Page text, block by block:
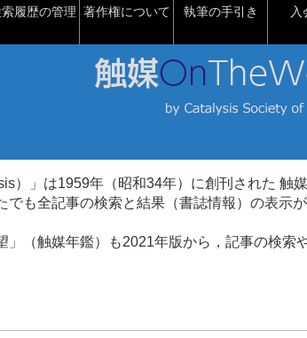
履歴の管理 著作権について 執筆の手引き 入
）」は1959年（昭和34年）に創刊された 触
でも全記事の検索と結果（書誌情報）の表示
」（触媒年鑑）も2021年版から，記事の検索